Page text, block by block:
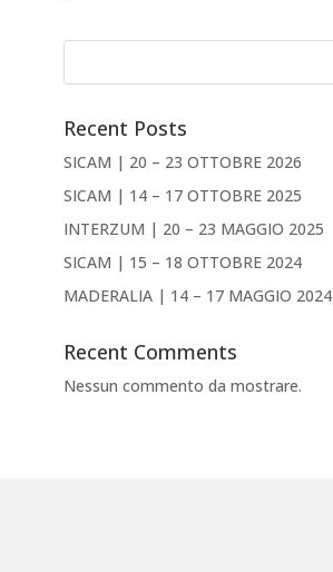
Recent Posts
SICAM | 20 – 23 OTTOBRE 2026
SICAM | 14 – 17 OTTOBRE 2025
INTERZUM | 20 – 23 MAGGIO 2025
SICAM | 15 – 18 OTTOBRE 2024
MADERALIA | 14 – 17 MAGGIO 2024
Recent Comments
Nessun commento da mostrare.